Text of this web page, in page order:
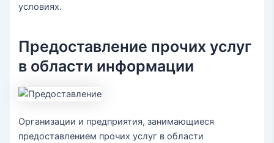
условиях.
Предоставление прочих услуг
в области информации
Организации и предприятия, занимающиеся
предоставлением прочих услуг в области